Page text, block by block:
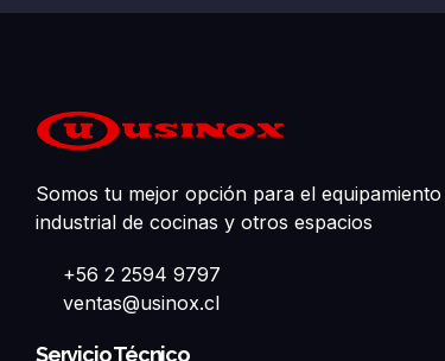
Somos tu mejor opción para el equipamiento
industrial de cocinas y otros espacios
+56 2 2594 9797
ventas@usinox.cl
Servicio Técnico